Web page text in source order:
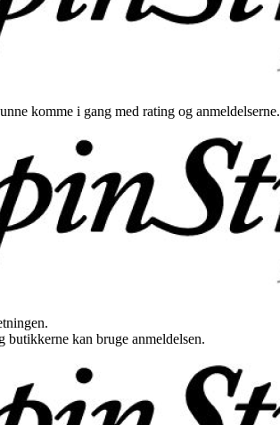
komme i gang med rating og anmeldelserne.
butikkerne kan bruge anmeldelsen.